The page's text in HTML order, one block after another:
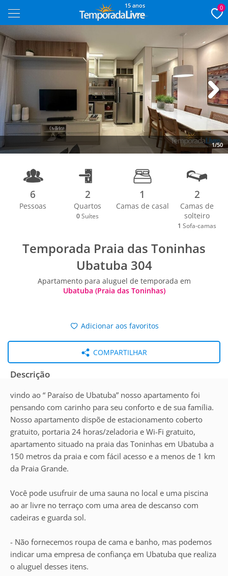
15 anos 0
1/50
Next
6
Pessoas
2
Quartos
0 Suítes
1
Camas de casal
2
Camas de
solteiro
1 Sofa-camas
Temporada Praia das Toninhas
Ubatuba 304
Apartamento para aluguel de temporada em
Ubatuba (Praia das Toninhas)
Adicionar aos favoritos
COMPARTILHAR
Descrição
vindo ao “ Paraíso de Ubatuba” nosso apartamento foi
pensando com carinho para seu conforto e de sua família.
Nosso apartamento dispõe de estacionamento coberto
gratuito, portaria 24 horas/zeladoria e Wi-Fi gratuito,
apartamento situado na praia das Toninhas em Ubatuba a
150 metros da praia e com fácil acesso e a menos de 1 km
da Praia Grande.
Você pode usufruir de uma sauna no local e uma piscina
ao ar livre no terraço com uma area de descanso com
cadeiras e guarda sol.
- Não fornecemos roupa de cama e banho, mas podemos
indicar uma empresa de confiança em Ubatuba que realiza
o aluguel desses itens.